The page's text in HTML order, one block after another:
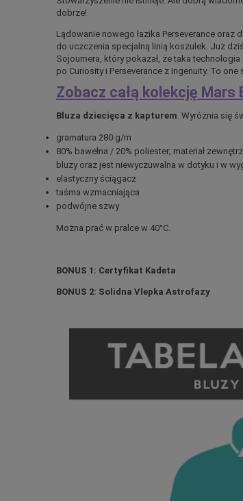
dobrze!
Lądowanie nowego łazika Perseverance
do uczczenia specjalną linią koszulek. Już
Sojournera, który pokazał, że taka
po Curiosity i Perseverance z Ingenuity. To
Zobacz całą kolekcję
Bluza dziecięca z kapturem . Wyróżnia się
gramatura 280 g/m
80% bawełna / 20% poliester; materiał
bluzy oraz jest niewyczuwalna w dotyku i w
elastyczny ściągacz
taśma wzmacniająca
podwójne szwy
Można prać w pralce w 40°C.
BONUS 1: Certyfikat Kadeta
BONUS 2: Solidna Vlepka Astrofazy